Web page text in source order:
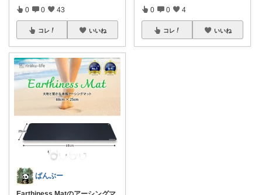
0 0 43
コレ いいね
ばんぶー
0 0 4
コレ いいね